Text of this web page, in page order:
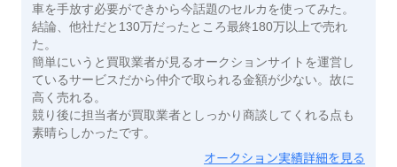
車を手放す必要ができから今話題のセルカを使ってみた。
結論、他社だと130万だったところ最終180万以上で売れ
た。
簡単にいうと買取業者が見るオークションサイトを運営し
ているサービスだから仲介で取られる金額が少ない。故に
高く売れる。
競り後に担当者が買取業者としっかり商談してくれる点も
素晴らしかったです。
オークション実績詳細を見る